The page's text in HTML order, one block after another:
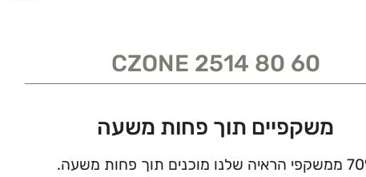
CZONE 2514 80 60
משקפיים תוך פחות משעה